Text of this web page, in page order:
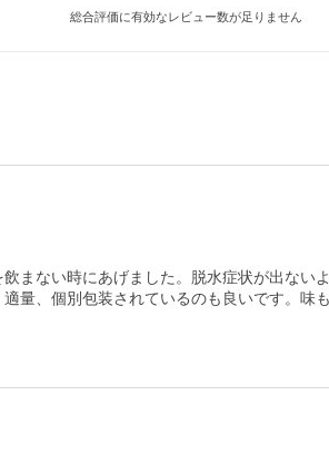
総合評価に有効なレビュー数が足りません
まない時にあげました。脱水症状が出ない
量、個別包装されているのも良いです。味